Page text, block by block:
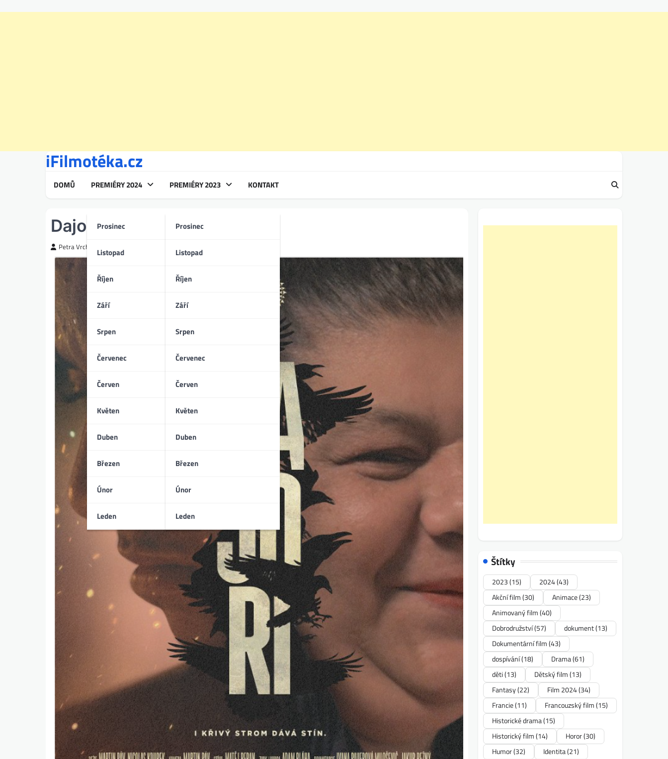
iFilmotéka.cz
DOMŮ PREMIÉRY 2024
Prosinec
Listopad
Říjen
Září
Srpen
Červenec
Červen
Květen
Duben
Březen
Únor
Leden
PREMIÉRY 2023
Prosinec
Listopad
Říjen
Září
Srpen
Červenec
Červen
Květen
Duben
Březen
Únor
Leden
KONTAKT
Dajori (11/2024)
Petra Vrchotická
Štítky
2023(15) 2024(43)
Akční film(30) Animace(23)
Animovaný film(40)
Dobrodružství(57) dokument(13)
Dokumentární film(43)
dospívání(18) Drama(61)
děti(13) Dětský film(13)
Fantasy(22) Film 2024(34)
Francie(11) Francouzský film(15)
Historické drama(15)
Historický film(14) Horor(30)
Humor(32) Identita(21)